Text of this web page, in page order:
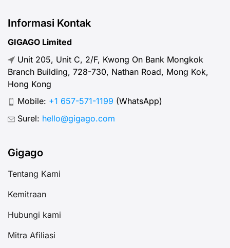
Informasi Kontak
GIGAGO Limited
Unit 205, Unit C, 2/F, Kwong On Bank Mongkok
Branch Building, 728-730, Nathan Road, Mong Kok,
Hong Kong
Mobile: +1 657-571-1199 (WhatsApp)
Surel: hello@gigago.com
Gigago
Tentang Kami
Kemitraan
Hubungi kami
Mitra Afiliasi